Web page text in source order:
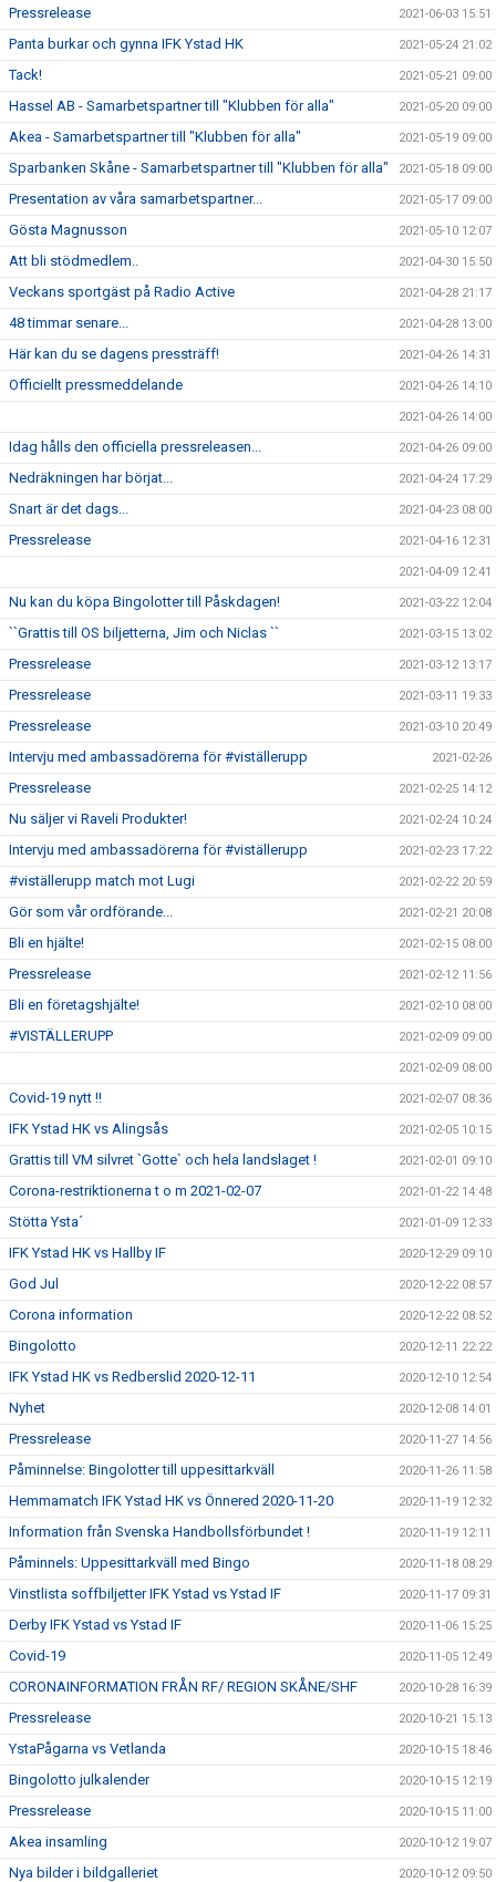
Pressrelease 2021-06-03 15:51
Panta burkar och gynna IFK Ystad HK 2021-05-24 21:02
Tack! 2021-05-21 09:00
Hassel AB - Samarbetspartner till "Klubben för alla" 2021-05-20 09:00
Akea - Samarbetspartner till "Klubben för alla" 2021-05-19 09:00
Sparbanken Skåne - Samarbetspartner till "Klubben för alla" 2021-05-18 09:00
Presentation av våra samarbetspartner... 2021-05-17 09:00
Gösta Magnusson 2021-05-10 12:07
Att bli stödmedlem.. 2021-04-30 15:50
Veckans sportgäst på Radio Active 2021-04-28 21:17
48 timmar senare... 2021-04-28 13:00
Här kan du se dagens pressträff! 2021-04-26 14:31
Officiellt pressmeddelande 2021-04-26 14:10
2021-04-26 14:00
Idag hålls den officiella pressreleasen... 2021-04-26 09:00
Nedräkningen har börjat... 2021-04-24 17:29
Snart är det dags... 2021-04-23 08:00
Pressrelease 2021-04-16 12:31
2021-04-09 12:41
Nu kan du köpa Bingolotter till Påskdagen! 2021-03-22 12:04
``Grattis till OS biljetterna, Jim och Niclas `` 2021-03-15 13:02
Pressrelease 2021-03-12 13:17
Pressrelease 2021-03-11 19:33
Pressrelease 2021-03-10 20:49
Intervju med ambassadörerna för #viställerupp 2021-02-26
Pressrelease 2021-02-25 14:12
Nu säljer vi Raveli Produkter! 2021-02-24 10:24
Intervju med ambassadörerna för #viställerupp 2021-02-23 17:22
#viställerupp match mot Lugi 2021-02-22 20:59
Gör som vår ordförande... 2021-02-21 20:08
Bli en hjälte! 2021-02-15 08:00
Pressrelease 2021-02-12 11:56
Bli en företagshjälte! 2021-02-10 08:00
#VISTÄLLERUPP 2021-02-09 09:00
2021-02-09 08:00
Covid-19 nytt !! 2021-02-07 08:36
IFK Ystad HK vs Alingsås 2021-02-05 10:15
Grattis till VM silvret `Gotte` och hela landslaget ! 2021-02-01 09:10
Corona-restriktionerna t o m 2021-02-07 2021-01-22 14:48
Stötta Ysta´ 2021-01-09 12:33
IFK Ystad HK vs Hallby IF 2020-12-29 09:10
God Jul 2020-12-22 08:57
Corona information 2020-12-22 08:52
Bingolotto 2020-12-11 22:22
IFK Ystad HK vs Redberslid 2020-12-11 2020-12-10 12:54
Nyhet 2020-12-08 14:01
Pressrelease 2020-11-27 14:56
Påminnelse: Bingolotter till uppesittarkväll 2020-11-26 11:58
Hemmamatch IFK Ystad HK vs Önnered 2020-11-20 2020-11-19 12:32
Information från Svenska Handbollsförbundet ! 2020-11-19 12:11
Påminnels: Uppesittarkväll med Bingo 2020-11-18 08:29
Vinstlista soffbiljetter IFK Ystad vs Ystad IF 2020-11-17 09:31
Derby IFK Ystad vs Ystad IF 2020-11-06 15:25
Covid-19 2020-11-05 12:49
CORONAINFORMATION FRÅN RF/ REGION SKÅNE/SHF 2020-10-28 16:39
Pressrelease 2020-10-21 15:13
YstaPågarna vs Vetlanda 2020-10-15 18:46
Bingolotto julkalender 2020-10-15 12:19
Pressrelease 2020-10-15 11:00
Akea insamling 2020-10-12 19:07
Nya bilder i bildgalleriet 2020-10-12 09:50